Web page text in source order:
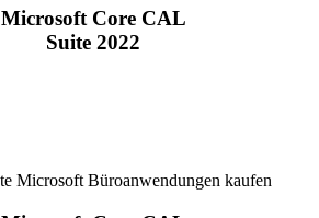
Microsoft Core CAL
Suite 2022